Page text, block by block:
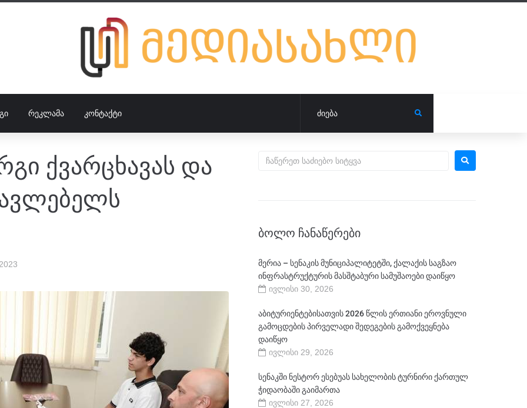
ᲠᲔᲙᲚᲐᲛᲐ ᲙᲝᲜᲢᲐᲥᲢᲘ
ქვარცხავას და
ᲑᲝᲚᲝ ᲩᲐᲜᲐᲬᲔᲠᲔᲑᲘ
მერია – სენაკის მუნიციპალიტეტში, ქალაქის საგზაო
ინფრასტრუქტურის მასშტაბური სამუშაოები დაიწყო
ივლისი 30, 2026
აბიტურიენტებისათვის 2026 წლის ერთიანი ეროვნული
გამოცდების პირველადი შედეგების გამოქვეყნება
დაიწყო
ივლისი 29, 2026
სენაკში ნესტორ ესებუას სახელობის ტურნირი ქართულ
ჭიდაობაში გაიმართა
ივლისი 27, 2026